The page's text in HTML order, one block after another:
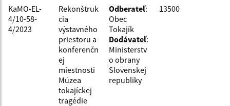
KaMO-EL-
4/10-58-
4/2023
Rekonštruk
cia
výstavného
priestoru a
konferenčn
ej
miestnosti
Múzea
tokajíckej
tragédie
Odberateľ:
Obec
Tokajík
Dodávateľ:
Ministerstv
o obrany
Slovenskej
republiky
13500